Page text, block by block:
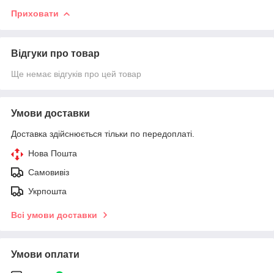
Приховати
Відгуки про товар
Ще немає відгуків про цей товар
Умови доставки
Доставка здійснюється тільки по передоплаті.
Нова Пошта
Самовивіз
Укрпошта
Всі умови доставки
Умови оплати